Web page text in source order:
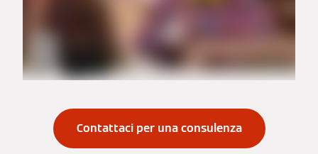
Contattaci per una consulenza